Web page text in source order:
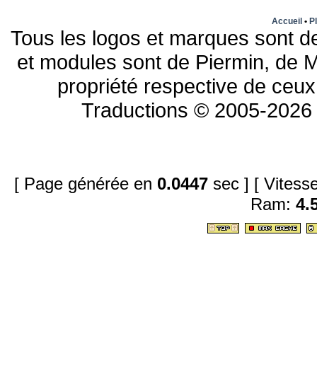
Accueil •
Tous les logos et marques sont
et modules sont de Piermin, de
propriété respective de
Traductions © 2005-
[ Page générée en 0.0447 sec ] [
Ram: